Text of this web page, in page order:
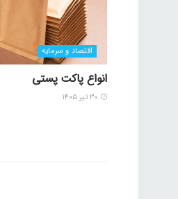
اقتصاد و سرمایه
انواع پاکت پستی